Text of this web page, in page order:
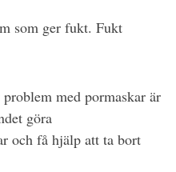
som ger fukt. Fukt
med pormaskar är
göra
och få hjälp att ta bort